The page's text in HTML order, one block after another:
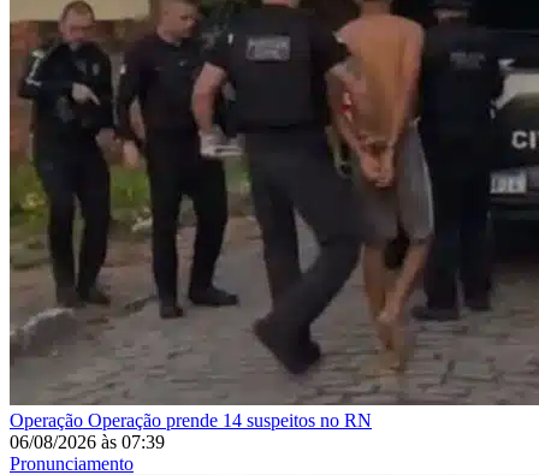
Operação Operação prende 14 suspeitos no RN
06/08/2026 às 07:39
Pronunciamento